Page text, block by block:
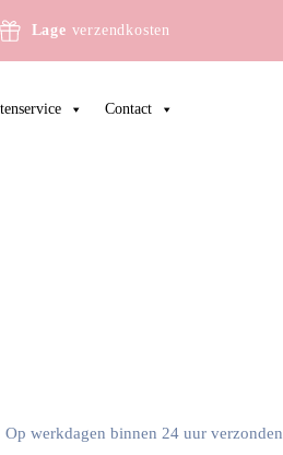
Lage verzendkosten
Contact
Op werkdagen binnen 24 uur verzonden